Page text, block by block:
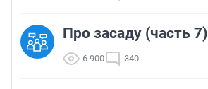
Про засаду (часть 7)
6 900 340